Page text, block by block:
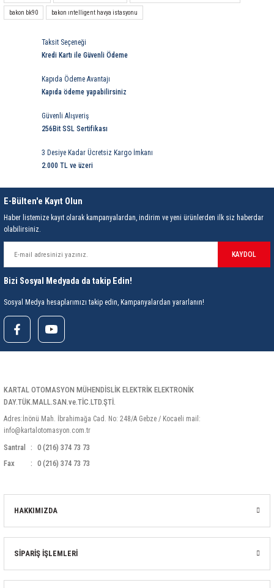
Model
Güç Tüketimi
Sıcaklık Aralığı
Sıcaklık Kararlılığı
Çalışma Ortam Isısı
Sıcaklık KontrolMetodu
I / O Kontrol Sistemi Bağlantısı
Programlanabilir Uyku
Şifre Kilitleme
Isıtma Rezistans
Voltaj (Topraklama)
Boyut
Ağırlık
Kutu İçeriği
[1] Adet
[1] Adet
[1] Adet
[1] Adet
bakon bk90 bakon ıntelligent havya istasyonu
3 Desiye Kadar Ücretsiz Kargo İmkanı
2.000 TL ve üzeri
Kapıda Ödeme Avantajı
Kapıda ödeme yapabilirsiniz
Güvenli Alışveriş
256Bit SSL Sertifikası
Taksit Seçeneği
Kredi Kartı ile Güvenli Ödeme
E-Bülten'e Kayıt Olun
Haber listemize kayıt olarak kampanyalardan, indirim ve yeni ürünlerden ilk siz haberdar
olabilirsiniz.
KAYDOL
Bizi Sosyal Medyada da takip Edin!
Sosyal Medya hesaplarımızı takip edin, Kampanyalardan yararlanın!
KARTAL OTOMASYON MÜHENDİSLİK ELEKTRİK ELEKTRONİK
DAY.TÜK.MALL.SAN.ve.TİC.LTD.ŞTİ.
Adres:İnönü Mah. İbrahimağa Cad. No: 248/A Gebze / Kocaeli mail:
info@kartalotomasyon.com.tr
Santral
0 (216) 374 73 73
Fax
0 (216) 374 73 73
HAKKIMIZDA
SİPARİŞ İŞLEMLERİ